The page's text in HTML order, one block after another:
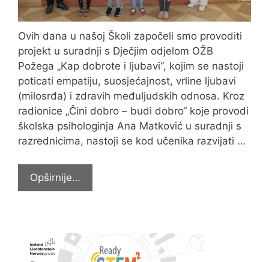
Ovih dana u našoj Školi započeli smo provoditi
projekt u suradnji s Dječjim odjelom OŽB
Požega „Kap dobrote i ljubavi“, kojim se nastoji
poticati empatiju, suosjećajnost, vrline ljubavi
(milosrđa) i zdravih međuljudskih odnosa. Kroz
radionice „Čini dobro – budi dobro“ koje provodi
školska psihologinja Ana Matković u suradnji s
razrednicima, nastoji se kod učenika razvijati …
Opširnije…
dobrote